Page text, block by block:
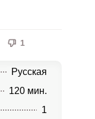
1
Русская
120 мин.
1